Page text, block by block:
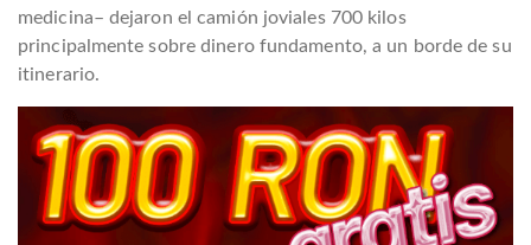
medicina– dejaron el camión joviales 700 kilos
principalmente sobre dinero fundamento, a un borde de su
itinerario.